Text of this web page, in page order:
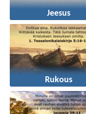
Jeesus
Rukous